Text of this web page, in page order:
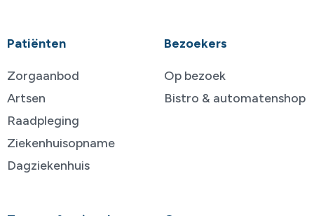
Patiënten
Zorgaanbod
Artsen
Raadpleging
Ziekenhuisopname
Dagziekenhuis
Bezoekers
Op bezoek
Bistro & automatenshop